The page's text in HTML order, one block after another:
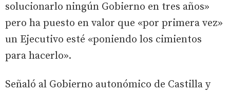
solucionarlo ningún Gobierno en tres años»
pero ha puesto en valor que «por primera vez»
un Ejecutivo esté «poniendo los cimientos
para hacerlo».
Señaló al Gobierno autonómico de Castilla y